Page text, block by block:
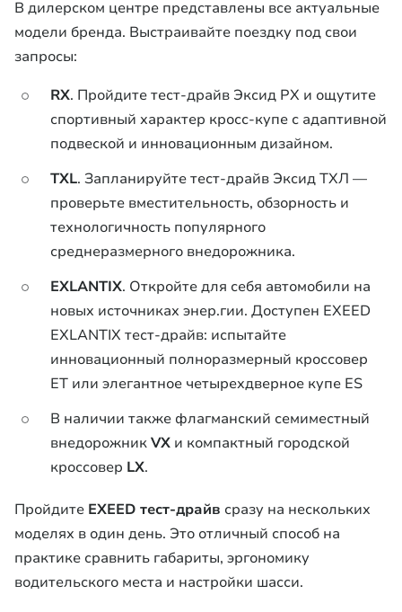
В дилерском центре представлены все актуальные
модели бренда. Выстраивайте поездку под свои
запросы:
RX. Пройдите тест-драйв Эксид РХ и ощутите
спортивный характер кросс-купе с адаптивной
подвеской и инновационным дизайном.
TXL. Запланируйте тест-драйв Эксид ТХЛ —
проверьте вместительность, обзорность и
технологичность популярного
среднеразмерного внедорожника.
EXLANTIX. Откройте для себя автомобили на
новых источниках энер.гии. Доступен EXEED
EXLANTIX тест-драйв: испытайте
инновационный полноразмерный кроссовер
ET или элегантное четырехдверное купе ES
В наличии также флагманский семиместный
внедорожникVX и компактный городской
кроссовер LX.
Пройдите EXEED тест-драйв сразу на нескольких
моделях в один день. Это отличный способ на
практике сравнить габариты, эргономику
водительского места и настройки шасси.